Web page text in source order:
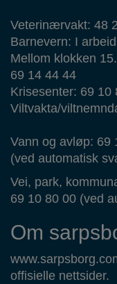
Veterinærvakt: 48
Barnevern: I
Mellom klokken
69 14 44 44
Krisesenter: 69 10
Viltvakta/
Vann og avløp: 69
(ved automatisk
Vei, park,
69 10 80 00 (ved
Om
offisielle nettsider.